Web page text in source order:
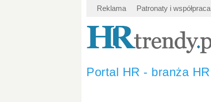
Reklama Patronaty i współpraca
Portal HR - branża